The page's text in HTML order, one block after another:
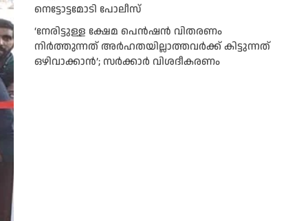
നെട്ടോട്ടമോടി പോലീസ്
‘നേരിട്ടുള്ള ക്ഷേമ പെൻഷൻ വിതരണം
നി‍‍ർത്തുന്നത് അർഹതയില്ലാത്തവർക്ക് കിട്ടുന്നത്
ഒഴിവാക്കാൻ’; സർക്കാ‍ർ വിശദീകരണം